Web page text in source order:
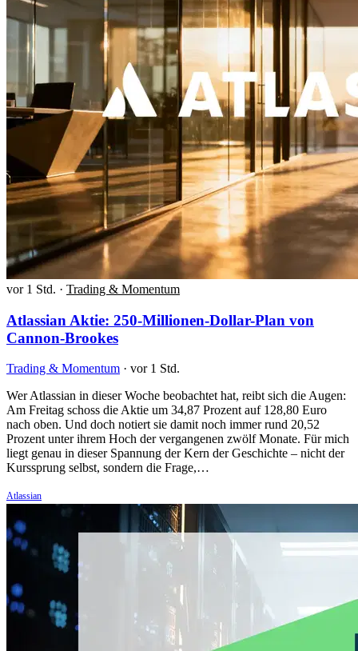
vor 1 Std. · Trading & Momentum
Atlassian Aktie: 250-Millionen-Dollar-Plan von
Cannon-Brookes
Trading & Momentum · vor 1 Std.
Wer Atlassian in dieser Woche beobachtet hat, reibt sich die Augen:
Am Freitag schoss die Aktie um 34,87 Prozent auf 128,80 Euro
nach oben. Und doch notiert sie damit noch immer rund 20,52
Prozent unter ihrem Hoch der vergangenen zwölf Monate. Für mich
liegt genau in dieser Spannung der Kern der Geschichte – nicht der
Kurssprung selbst, sondern die Frage,…
Atlassian